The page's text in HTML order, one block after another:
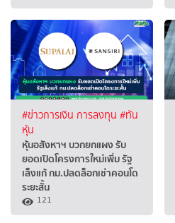
#ข่าวการเงิน การลงทุน #ทัน
หุ้น
หุ้นอสังหาฯ บวกยกแผง รับ
ยอดเปิดโครงการใหม่เพิ่ม รัฐ
เล็งแก้ กม.ปลดล็อกเช่าคอนโด
ระยะสั้น
121